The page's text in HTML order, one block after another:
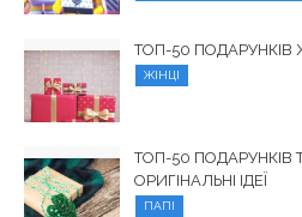
ТОП-50 ПОДАРУНКІВ
ЖІНЦІ
ТОП-50 ПОДАРУНКІВ
ОРИГІНАЛЬНІ ІДЕЇ
ПАПІ